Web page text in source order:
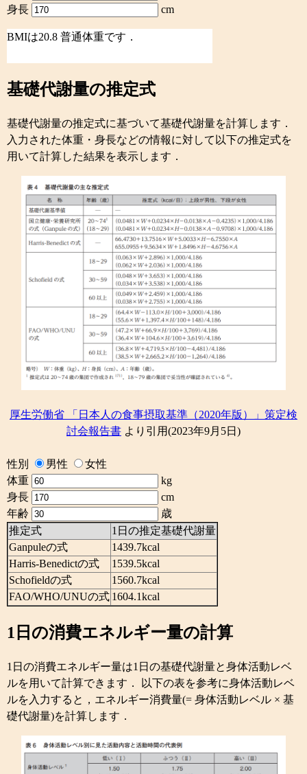
身長
cm
BMIは20.8 普通体重です．
基礎代謝量の推定式
基礎代謝量の推定式に基づいて基礎代謝量を計算します．
入力された体重・身長などの情報に対して以下の推定式を
用いて計算した結果を表示します．
厚生労働省 「日本人の食事摂取基準（2020年版）」策定検
討会報告書 より引用(2023年9月5日)
性別 男性
女性
体重
kg
身長
cm
年齢
歳
推定式
1日の推定基礎代謝量
Ganpuleの式
1439.7kcal
Harris-Benedictの式
1539.5kcal
Schofieldの式
1560.7kcal
FAO/WHO/UNUの式 1604.1kcal
1日の消費エネルギー量の計算
1日の消費エネルギー量は1日の基礎代謝量と身体活動レベ
ルを用いて計算できます． 以下の表を参考に身体活動レベ
ルを入力すると，エネルギー消費量(= 身体活動レベル × 基
礎代謝量)を計算します．